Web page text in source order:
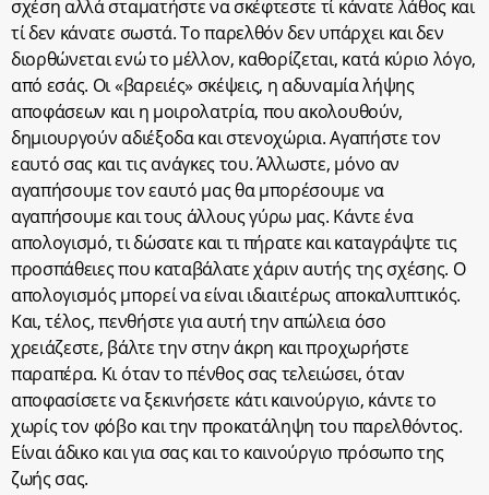
σχέση αλλά σταματήστε να σκέφτεστε τί κάνατε λάθος και
τί δεν κάνατε σωστά. Το παρελθόν δεν υπάρχει και δεν
διορθώνεται ενώ το μέλλον, καθορίζεται, κατά κύριο λόγο,
από εσάς. Οι «βαρειές» σκέψεις, η αδυναμία λήψης
αποφάσεων και η μοιρολατρία, που ακολουθούν,
δημιουργούν αδιέξοδα και στενοχώρια. Αγαπήστε τον
εαυτό σας και τις ανάγκες του. Άλλωστε, μόνο αν
αγαπήσουμε τον εαυτό μας θα μπορέσουμε να
αγαπήσουμε και τους άλλους γύρω μας. Κάντε ένα
απολογισμό, τι δώσατε και τι πήρατε και καταγράψτε τις
προσπάθειες που καταβάλατε χάριν αυτής της σχέσης. Ο
απολογισμός μπορεί να είναι ιδιαιτέρως αποκαλυπτικός.
Και, τέλος, πενθήστε για αυτή την απώλεια όσο
χρειάζεστε, βάλτε την στην άκρη και προχωρήστε
παραπέρα. Κι όταν το πένθος σας τελειώσει, όταν
αποφασίσετε να ξεκινήσετε κάτι καινούργιο, κάντε το
χωρίς τον φόβο και την προκατάληψη του παρελθόντος.
Είναι άδικο και για σας και το καινούργιο πρόσωπο της
ζωής σας.